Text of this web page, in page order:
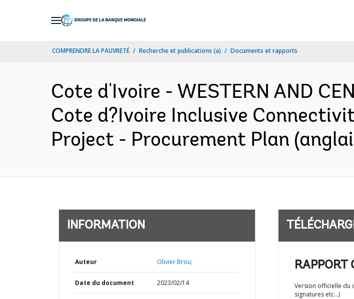
COMPRENDRE LA PAUVRETÉ Recherche et publications (a) Documents et rapports
Cote d'Ivoire - WESTERN AND
Cote d?Ivoire Inclusive
Project - Procurement Plan
INFORMATION
Auteur Olivier Brou;
Date du document 2023/02/14
RAPPORT
Version officielle du
signatures etc…)